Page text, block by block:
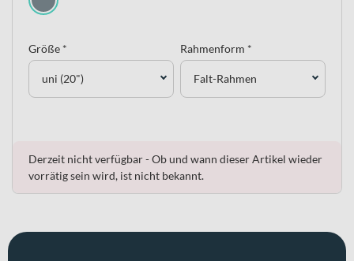
Größe *
uni (20")
Rahmenform *
Falt-Rahmen
Derzeit nicht verfügbar - Ob und wann dieser Artikel wieder
vorrätig sein wird, ist nicht bekannt.